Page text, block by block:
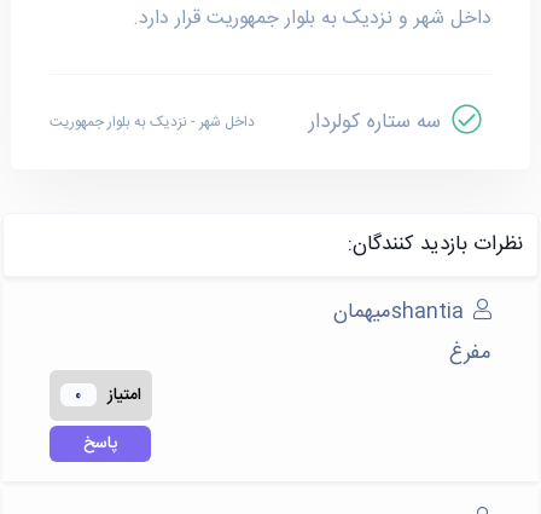
داخل شهر و نزدیک به بلوار جمهوریت قرار دارد.
سه ستاره کولردار داخل شهر - نزدیک به بلوار جمهوریت
نظرات بازديد كنندگان:
shantiaمیهمان
مفرغ
امتياز 0
پاسخ